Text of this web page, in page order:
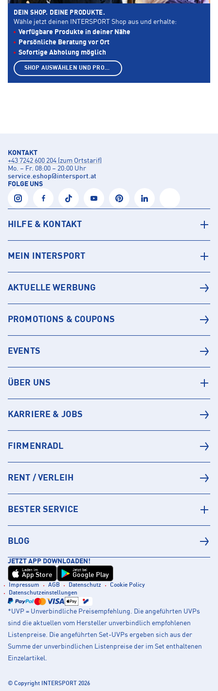
DEIN SHOP. DEINE PRODUKTE.
Wähle jetzt deinen INTERSPORT Shop aus und erhalte:
Verfügbare Produkte in deiner Nähe
Persönliche Beratung vor Ort
Sofortige Abholung möglich
SHOP AUSWÄHLEN UND PRODUKTE ANZEIGEN
KONTAKT
+43 7242 600 204 (zum Ortstarif)
Mo. – Fr. 08:00 – 20:00 Uhr
service.eshop@intersport.at
FOLGE UNS
HILFE & KONTAKT
MEIN INTERSPORT
AKTUELLE WERBUNG
PROMOTIONS & COUPONS
EVENTS
ÜBER UNS
KARRIERE & JOBS
FIRMENRADL
RENT / VERLEIH
BESTER SERVICE
BLOG
JETZT APP DOWNLOADEN!
Laden im
App Store
Jetzt bei
Google Play
Impressum AGB Datenschutz
Cookie Policy
Datenschutzeinstellungen
*UVP = Unverbindliche Preisempfehlung. Die angeführten UVPs
sind die aktuellen vom Hersteller unverbindlich empfohlenen
Listenpreise. Die angeführten Set-UVPs ergeben sich aus der
Summe der unverbindlichen Listenpreise der im Set enthaltenen
Einzelartikel.
© Copyright INTERSPORT 2026